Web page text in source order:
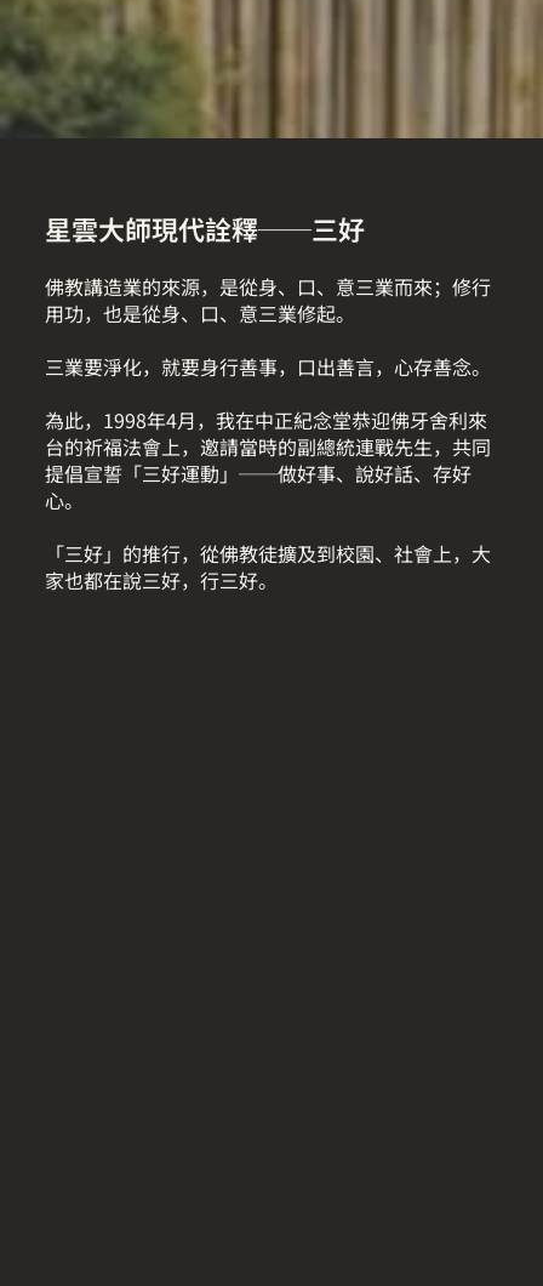
星雲大師現代詮釋──三好
佛教講造業的來源，是從身、口、意三業而來；修行
用功，也是從身、口、意三業修起。
三業要淨化，就要身行善事，口出善言，心存善念。
為此，1998年4月，我在中正紀念堂恭迎佛牙舍利來
台的祈福法會上，邀請當時的副總統連戰先生，共同
提倡宣誓「三好運動」──做好事、說好話、存好
心。
「三好」的推行，從佛教徒擴及到校園、社會上，大
家也都在說三好，行三好。